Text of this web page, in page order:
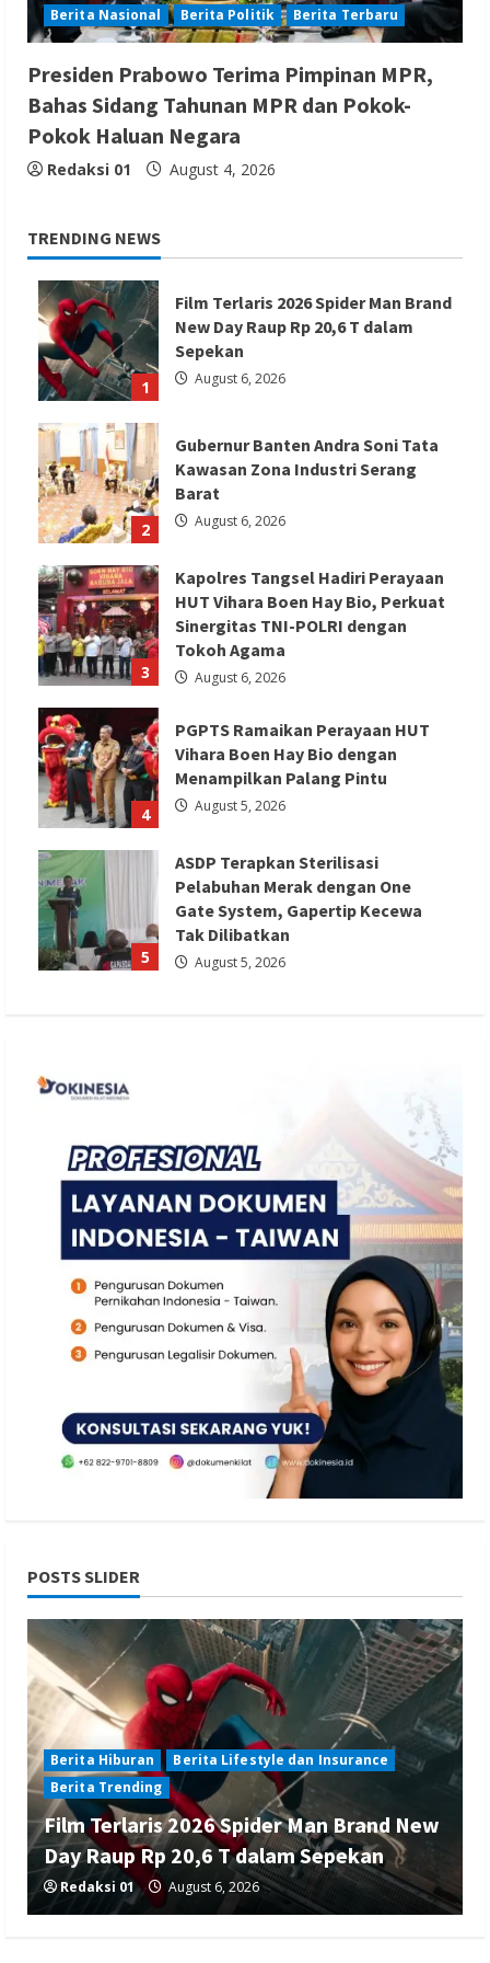
Berita Nasional Berita Politik Berita Terbaru
Presiden Prabowo Terima Pimpinan MPR,
Bahas Sidang Tahunan MPR dan Pokok-
Pokok Haluan Negara
Redaksi 01 August 4, 2026
TRENDING NEWS
1
Film Terlaris 2026 Spider Man Brand
New Day Raup Rp 20,6 T dalam
Sepekan
August 6, 2026
2
Gubernur Banten Andra Soni Tata
Kawasan Zona Industri Serang
Barat
August 6, 2026
3
Kapolres Tangsel Hadiri Perayaan
HUT Vihara Boen Hay Bio, Perkuat
Sinergitas TNI-POLRI dengan
Tokoh Agama
August 6, 2026
4
PGPTS Ramaikan Perayaan HUT
Vihara Boen Hay Bio dengan
Menampilkan Palang Pintu
August 5, 2026
5
ASDP Terapkan Sterilisasi
Pelabuhan Merak dengan One
Gate System, Gapertip Kecewa
Tak Dilibatkan
August 5, 2026
POSTS SLIDER
Berita Hiburan
Berita Lifestyle dan Insurance
Berita Trending
Film Terlaris 2026 Spider Man Brand New
Day Raup Rp 20,6 T dalam Sepekan
Redaksi 01 August 6, 2026